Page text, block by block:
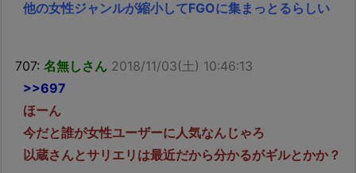
他の女性ジャンルが縮小してFGOに集まっとるらしい
707: 名無しさん 2018/11/03(土) 10:46:13
>>697
ほーん
今だと誰が女性ユーザーに人気なんじゃろ
以蔵さんとサリエリは最近だから分かるがギルとかか？